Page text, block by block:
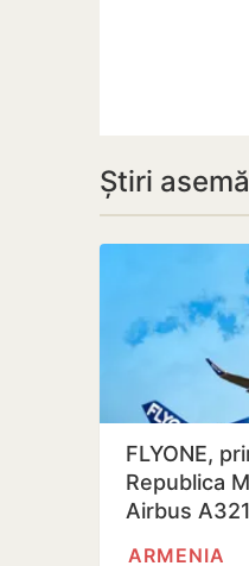
Știri
FLYONE,
Republica
Airbus
ARMENIA